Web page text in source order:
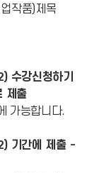
작품)제목
수강신청하기
제출
가능합니다.
기간에 제출 -